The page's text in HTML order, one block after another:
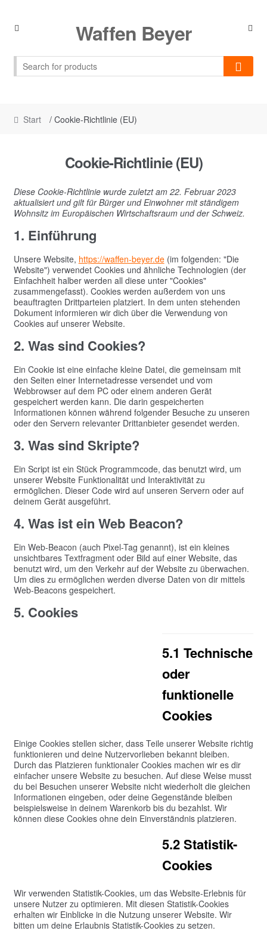
Skip
Skip
Waffen Beyer
Start / Cookie-Richtlinie (EU)
Cookie-Richtlinie (EU)
Diese Cookie-Richtlinie wurde zuletzt am 22. Februar 2023
aktualisiert und gilt für Bürger und Einwohner mit ständigem
Wohnsitz im Europäischen Wirtschaftsraum und der Schweiz.
1. Einführung
Unsere Website, https://waffen-beyer.de(im folgenden: "Die
Website") verwendet Cookies und ähnliche Technologien (der
Einfachheit halber werden all diese unter "Cookies"
zusammengefasst). Cookies werden außerdem von uns
beauftragten Drittparteien platziert. In dem unten stehenden
Dokument informieren wir dich über die Verwendung von
Cookies auf unserer Website.
2. Was sind Cookies?
Ein Cookie ist eine einfache kleine Datei, die gemeinsam mit
den Seiten einer Internetadresse versendet und vom
Webbrowser auf dem PC oder einem anderen Gerät
gespeichert werden kann. Die darin gespeicherten
Informationen können während folgender Besuche zu unseren
oder den Servern relevanter Drittanbieter gesendet werden.
3. Was sind Skripte?
Ein Script ist ein Stück Programmcode, das benutzt wird, um
unserer Website Funktionalität und Interaktivität zu
ermöglichen. Dieser Code wird auf unseren Servern oder auf
deinem Gerät ausgeführt.
4. Was ist ein Web Beacon?
Ein Web-Beacon (auch Pixel-Tag genannt), ist ein kleines
unsichtbares Textfragment oder Bild auf einer Website, das
benutzt wird, um den Verkehr auf der Website zu überwachen.
Um dies zu ermöglichen werden diverse Daten von dir mittels
Web-Beacons gespeichert.
5. Cookies
5.1 Technische
oder
funktionelle
Cookies
Einige Cookies stellen sicher, dass Teile unserer Website richtig
funktionieren und deine Nutzervorlieben bekannt bleiben.
Durch das Platzieren funktionaler Cookies machen wir es dir
einfacher unsere Website zu besuchen. Auf diese Weise musst
du bei Besuchen unserer Website nicht wiederholt die gleichen
Informationen eingeben, oder deine Gegenstände bleiben
beispielsweise in deinem Warenkorb bis du bezahlst. Wir
können diese Cookies ohne dein Einverständnis platzieren.
5.2 Statistik-
Cookies
Wir verwenden Statistik-Cookies, um das Website-Erlebnis für
unsere Nutzer zu optimieren. Mit diesen Statistik-Cookies
erhalten wir Einblicke in die Nutzung unserer Website. Wir
bitten um deine Erlaubnis Statistik-Cookies zu setzen.